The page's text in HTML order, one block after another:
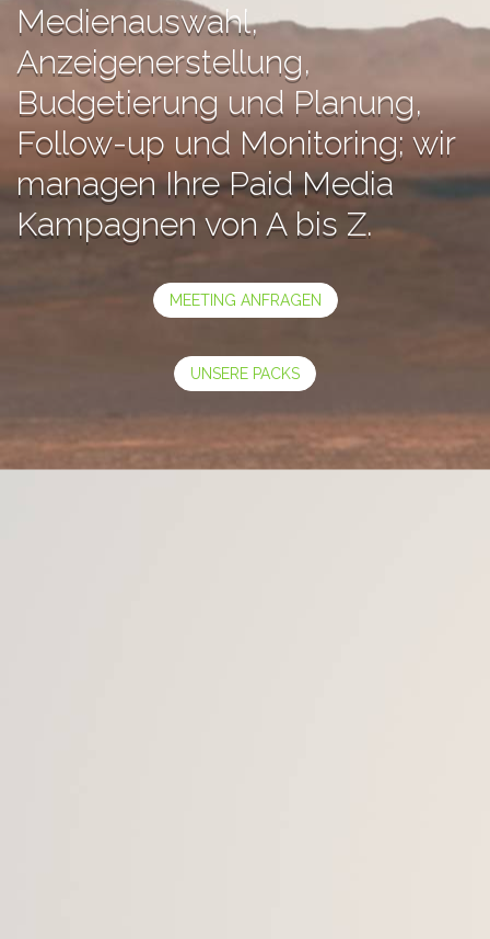
Medienauswahl,
Anzeigenerstellung,
Budgetierung und Planung,
Follow-up und Monitoring; wir
managen Ihre Paid Media
Kampagnen von A bis Z.
MEETING ANFRAGEN
UNSERE PACKS